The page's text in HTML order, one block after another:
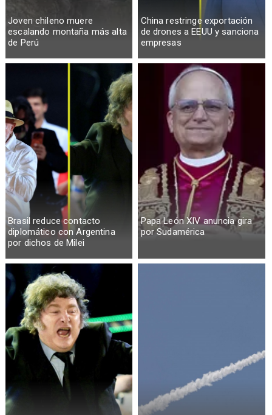
Joven chileno muere
escalando montaña más alta
de Perú
China restringe exportación
de drones a EEUU y sanciona
empresas
Brasil reduce contacto
diplomático con Argentina
por dichos de Milei
Papa León XIV anuncia gira
por Sudamérica